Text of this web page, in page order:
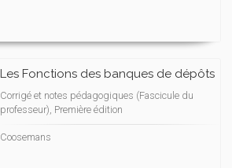
Les Fonctions des banques de dépôts
Corrigé et notes pédagogiques (Fascicule du
professeur), Première édition
Coosemans